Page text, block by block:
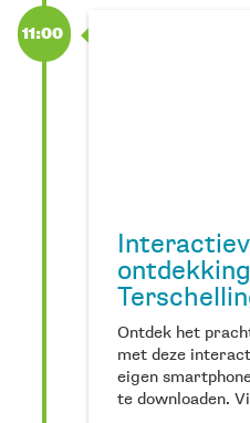
11:00
Ontdek het
met deze
eigen
te downloaden.